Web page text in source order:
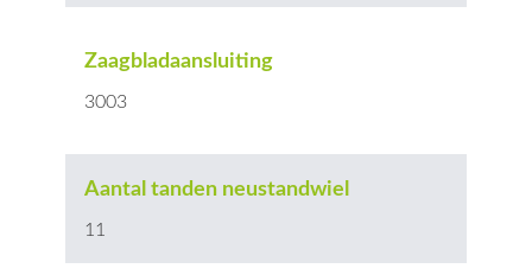
Zaagbladaansluiting
3003
Aantal tanden neustandwiel
11